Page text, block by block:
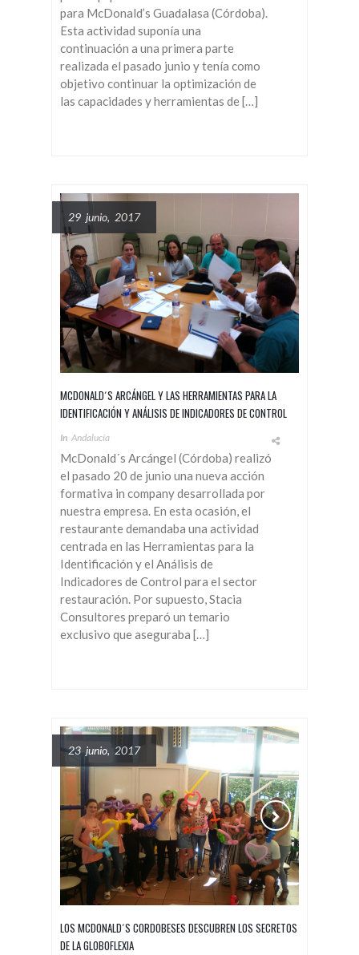
para McDonald’s Guadalasa (Córdoba).
Esta actividad suponía una
continuación a una primera parte
realizada el pasado junio y tenía como
objetivo continuar la optimización de
las capacidades y herramientas de […]
29 junio, 2017
MCDONALD´S ARCÁNGEL Y LAS HERRAMIENTAS PARA LA
IDENTIFICACIÓN Y ANÁLISIS DE INDICADORES DE CONTROL
In Andalucía
McDonald´s Arcángel (Córdoba) realizó
el pasado 20 de junio una nueva acción
formativa in company desarrollada por
nuestra empresa. En esta ocasión, el
restaurante demandaba una actividad
centrada en las Herramientas para la
Identificación y el Análisis de
Indicadores de Control para el sector
restauración. Por supuesto, Stacia
Consultores preparó un temario
exclusivo que aseguraba […]
23 junio, 2017
LOS MCDONALD´S CORDOBESES DESCUBREN LOS SECRETOS
DE LA GLOBOFLEXIA